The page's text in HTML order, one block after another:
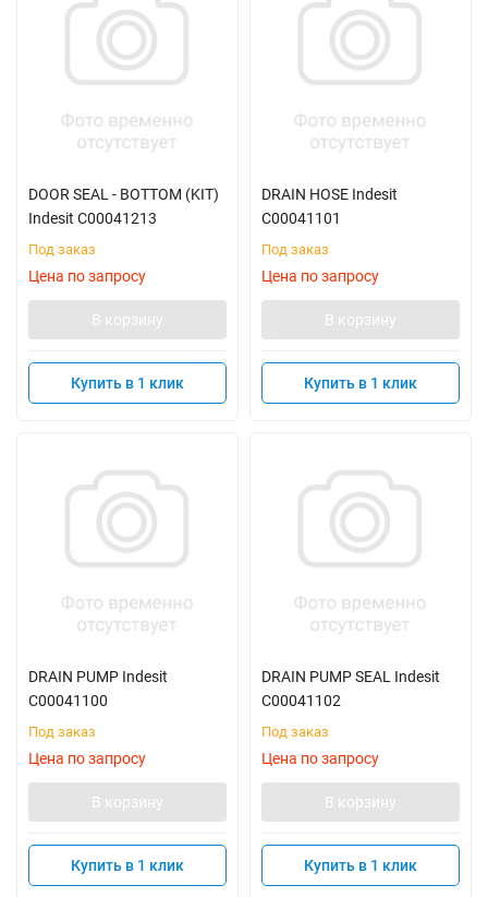
DOOR SEAL - BOTTOM (KIT)
Indesit C00041213
Под заказ
Цена по запросу
В корзину
Купить в 1 клик
DRAIN HOSE Indesit
C00041101
Под заказ
Цена по запросу
В корзину
Купить в 1 клик
DRAIN PUMP Indesit
C00041100
Под заказ
Цена по запросу
В корзину
Купить в 1 клик
DRAIN PUMP SEAL Indesit
C00041102
Под заказ
Цена по запросу
В корзину
Купить в 1 клик